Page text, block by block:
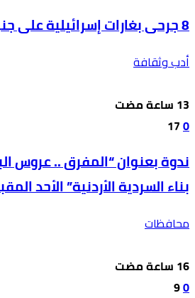
8 جرحى بغارات إسرائيلية على جنوب لبنان
أدب وثقافة
0
17
ندوة بعنوان “المفرق .. عروس
بناء السردية الأردنية” الأحد
محافظات
0
9